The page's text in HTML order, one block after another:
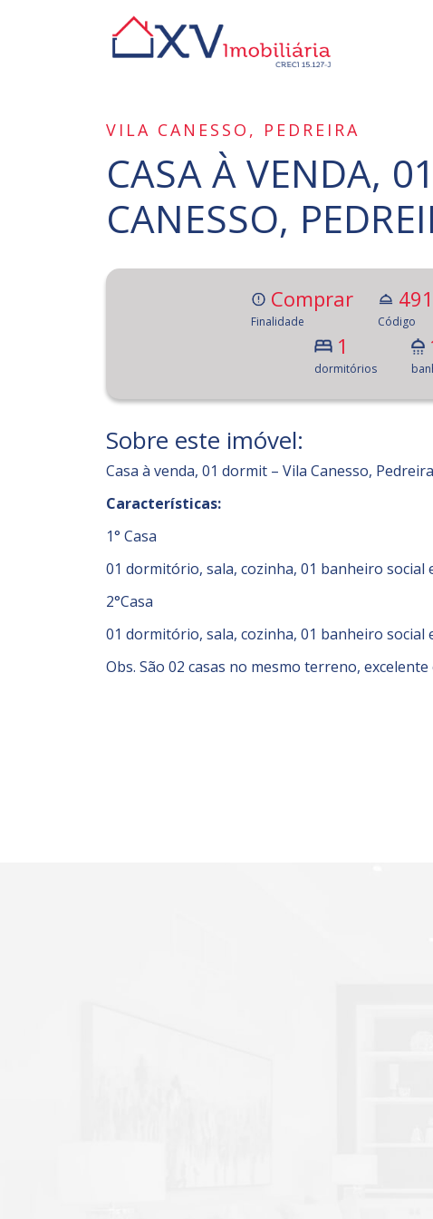
VILA CANESSO, PEDREIRA
CASA À VENDA,
CANESSO,
Comprar
Finalidade Código
1
dormitórios
Sobre este imóvel:
Casa à venda, 01 dormit – Vila Canesso,
Características:
1° Casa
01 dormitório, sala, cozinha, 01 banheiro social
2°Casa
01 dormitório, sala, cozinha, 01 banheiro social
Obs. São 02 casas no mesmo terreno,